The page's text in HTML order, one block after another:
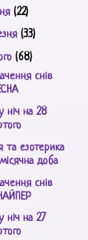
(22)
(33)
(68)
снів
ніч на 28
та езотерика
доба
снів
ніч на 27